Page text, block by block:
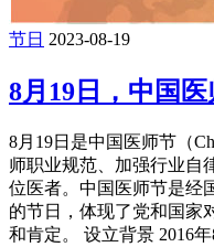
节日 2023-08-19
8月19日，中国
8月19日是中国医师节（
师职业规范、加强行业自
位医者。中国医师节是经
的节日，体现了党和国家
和肯定。 设立背景 2016